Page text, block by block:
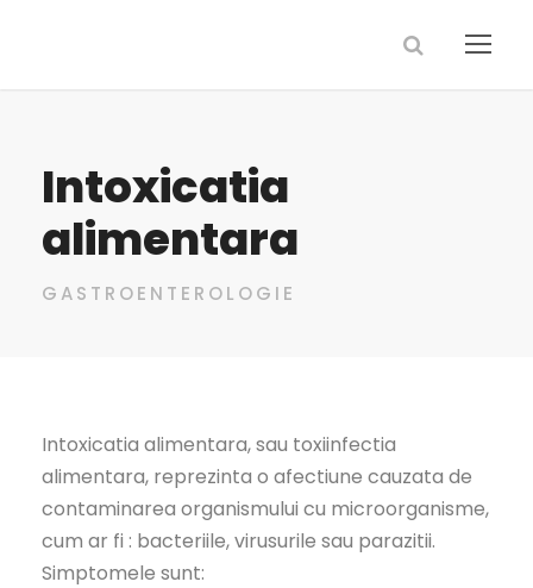
Intoxicatia
alimentara
GASTROENTEROLOGIE
Intoxicatia alimentara, sau toxiinfectia
alimentara, reprezinta o afectiune cauzata de
contaminarea organismului cu microorganisme,
cum ar fi : bacteriile, virusurile sau parazitii.
Simptomele sunt: